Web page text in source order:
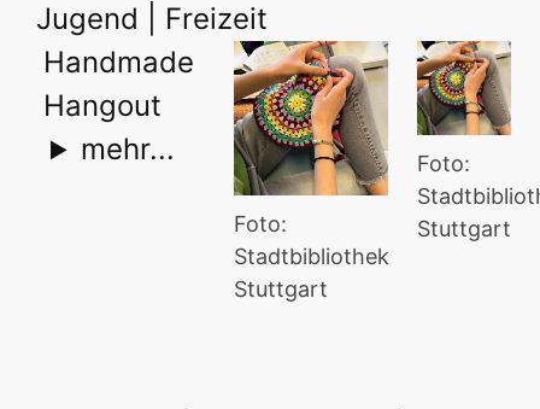
Jugend | Freizeit
Foto:
Stuttgart
Foto:
Stadtbibliothek
Stuttgart
Handmade
Hangout
mehr...